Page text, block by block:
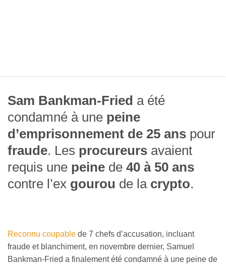
Sam Bankman-Fried a été
condamné à une peine
d’emprisonnement de 25 ans pour
fraude. Les procureurs avaient
requis une peine de 40 à 50 ans
contre l’ex gourou de la crypto.
Reconnu coupable de 7 chefs d’accusation, incluant
fraude et blanchiment, en novembre dernier, Samuel
Bankman-Fried a finalement été condamné à une peine de